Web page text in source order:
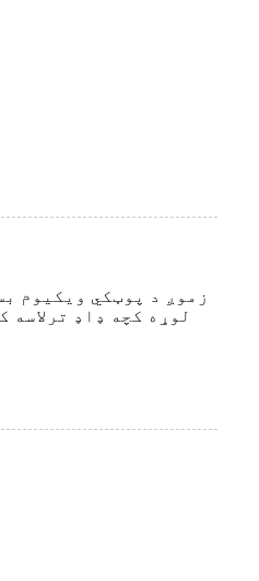
زموږ د پوټکي ویکیوم
لوړه کچه ډاډ